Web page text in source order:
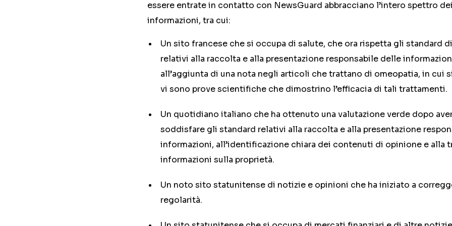
essere entrate in contatto con NewsGuard abbracciano l’intero spettro
informazioni, tra cui:
Un sito francese che si occupa di salute, che ora rispetta gli standard
relativi alla raccolta e alla presentazione responsabile delle
all’aggiunta di una nota negli articoli che trattano di omeopatia, in cui
vi sono prove scientifiche che dimostrino l’efficacia di tali trattamenti.
Un quotidiano italiano che ha ottenuto una valutazione verde dopo
soddisfare gli standard relativi alla raccolta e alla presentazione
informazioni, all’identificazione chiara dei contenuti di opinione e alla
informazioni sulla proprietà.
Un noto sito statunitense di notizie e opinioni che ha iniziato a
regolarità.